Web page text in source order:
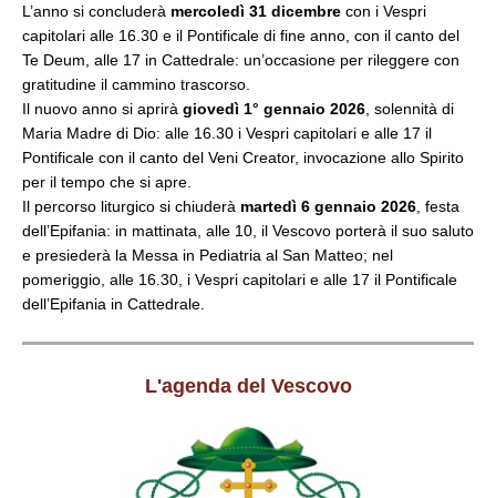
L’anno si concluderà mercoledì 31 dicembre con i Vespri
capitolari alle 16.30 e il Pontificale di fine anno, con il canto del
Te Deum, alle 17 in Cattedrale: un’occasione per rileggere con
gratitudine il cammino trascorso.
Il nuovo anno si aprirà giovedì 1° gennaio 2026 , solennità di
Maria Madre di Dio: alle 16.30 i Vespri capitolari e alle 17 il
Pontificale con il canto del Veni Creator, invocazione allo Spirito
per il tempo che si apre.
Il percorso liturgico si chiuderà martedì 6 gennaio 2026 , festa
dell’Epifania: in mattinata, alle 10, il Vescovo porterà il suo saluto
e presiederà la Messa in Pediatria al San Matteo; nel
pomeriggio, alle 16.30, i Vespri capitolari e alle 17 il Pontificale
dell’Epifania in Cattedrale.
L'agenda del Vescovo